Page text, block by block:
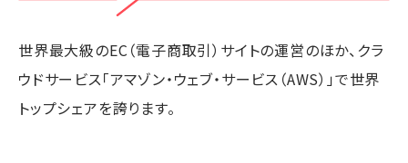
世界最大級のEC（電子商取引）サイトの運営のほか、クラ
ウドサービス「アマゾン・ウェブ・サービス（AWS）」で世界
トップシェアを誇ります。